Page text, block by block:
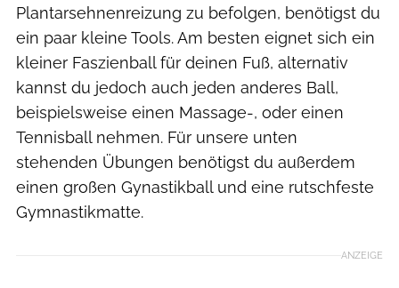
Plantarsehnenreizung zu befolgen, benötigst du
ein paar kleine Tools. Am besten eignet sich ein
kleiner Faszienball für deinen Fuß, alternativ
kannst du jedoch auch jeden anderes Ball,
beispielsweise einen Massage-, oder einen
Tennisball nehmen. Für unsere unten
stehenden Übungen benötigst du außerdem
einen großen Gynastikball und eine rutschfeste
Gymnastikmatte.
ANZEIGE